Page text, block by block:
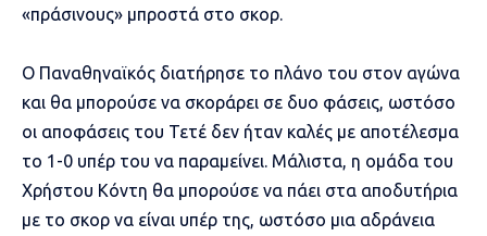
«πράσινους» μπροστά στο σκορ.
Ο Παναθηναϊκός διατήρησε το πλάνο του στον αγώνα
και θα μπορούσε να σκοράρει σε δυο φάσεις, ωστόσο
οι αποφάσεις του Τετέ δεν ήταν καλές με αποτέλεσμα
το 1-0 υπέρ του να παραμείνει. Μάλιστα, η ομάδα του
Χρήστου Κόντη θα μπορούσε να πάει στα αποδυτήρια
με το σκορ να είναι υπέρ της, ωστόσο μια αδράνεια